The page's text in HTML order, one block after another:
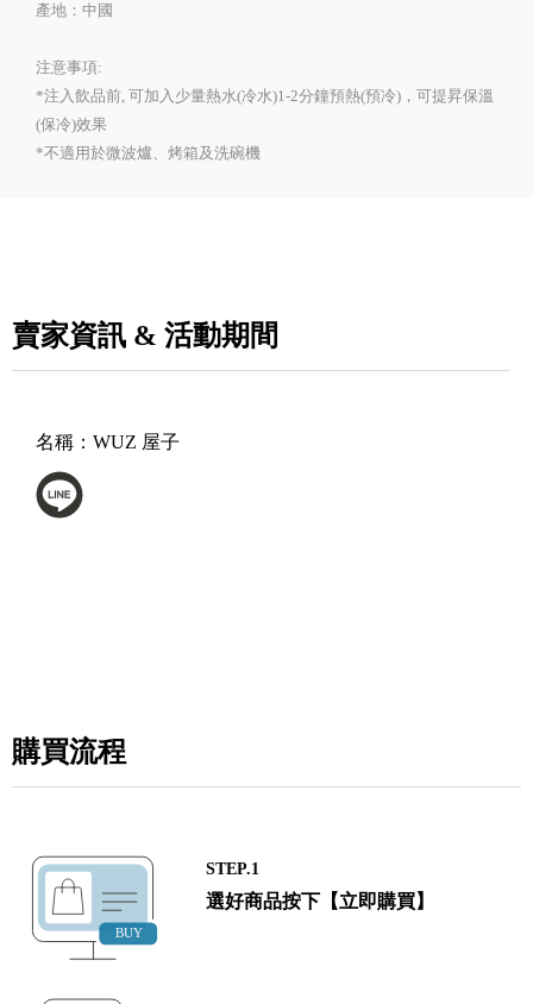
產地：中國
注意事項:
*注入飲品前, 可加入少量熱水(冷水)1-2分鐘預熱(預冷)，可提昇保溫
(保冷)效果
*不適用於微波爐、烤箱及洗碗機
賣家資訊 & 活動期間
名稱： WUZ 屋子
購買流程
STEP.1
選好商品按下【立即購買】